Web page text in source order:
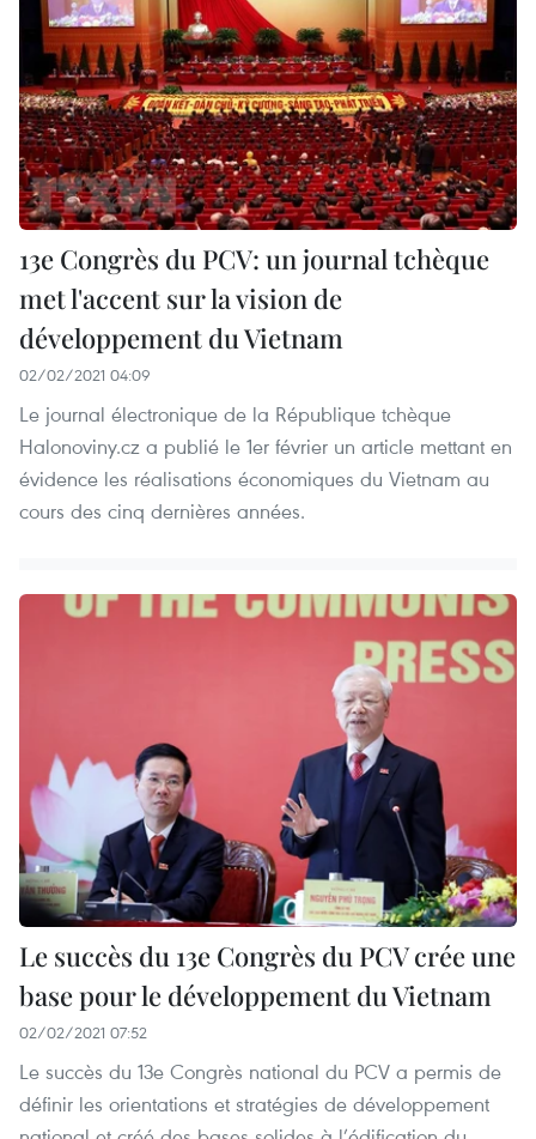
13e Congrès du PCV: un journal tchèque
met l'accent sur la vision de
développement du Vietnam
02/02/2021 04:09
Le journal électronique de la République tchèque
Halonoviny.cz a publié le 1er février un article mettant en
évidence les réalisations économiques du Vietnam au
cours des cinq dernières années.
Le succès du 13e Congrès du PCV crée une
base pour le développement du Vietnam
02/02/2021 07:52
Le succès du 13e Congrès national du PCV a permis de
définir les orientations et stratégies de développement